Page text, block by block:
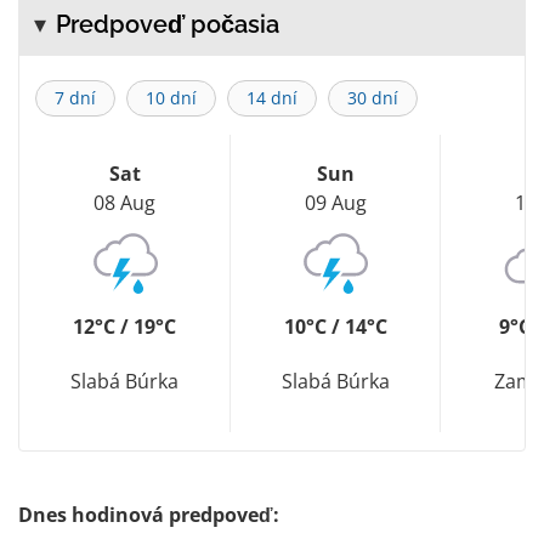
Predpoveď počasia
7 dní 10 dní 14 dní 30 dní
Sat
08 Aug
12°C / 19°C
Slabá Búrka
Sun
09 Aug
10°C / 14°C
Slabá Búrka
10
9°C
Dnes hodinová predpoveď: